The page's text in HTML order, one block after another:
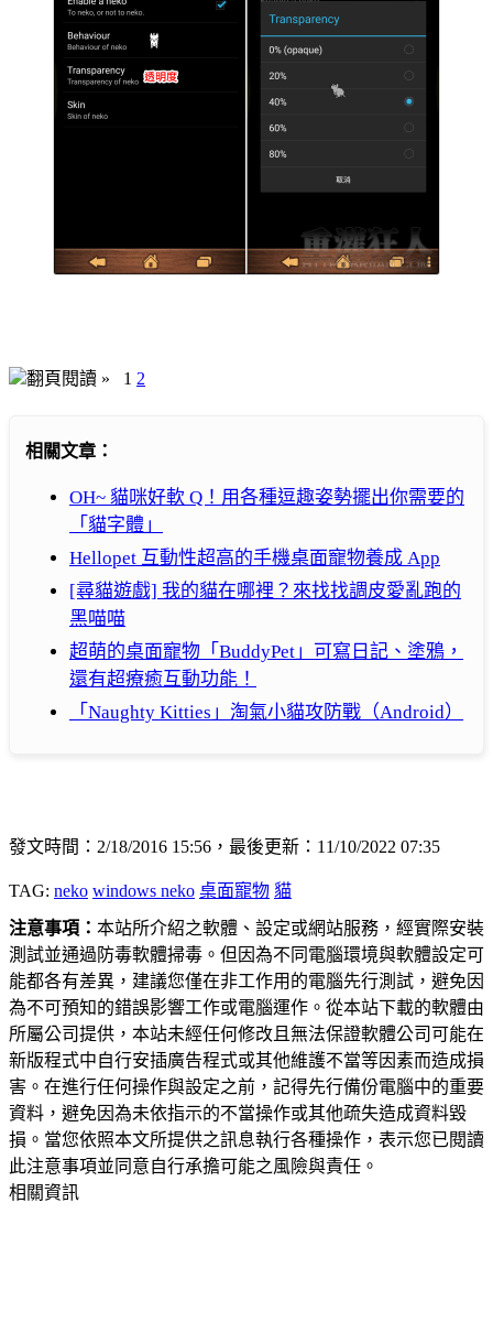
翻頁閱讀 » 1 2
相關文章：
OH~ 貓咪好軟 Q！用各種逗趣姿勢擺出你需要的
「貓字體」
Hellopet 互動性超高的手機桌面寵物養成 App
[尋貓遊戲] 我的貓在哪裡？來找找調皮愛亂跑的
黑喵喵
超萌的桌面寵物「BuddyPet」可寫日記、塗鴉，
還有超療癒互動功能！
「Naughty Kitties」淘氣小貓攻防戰（Android）
發文時間：2/18/2016 15:56，最後更新：11/10/2022 07:35
TAG: neko windows neko 桌面寵物 貓
注意事項： 本站所介紹之軟體、設定或網站服務，經實際安裝
測試並通過防毒軟體掃毒。但因為不同電腦環境與軟體設定可
能都各有差異，建議您僅在非工作用的電腦先行測試，避免因
為不可預知的錯誤影響工作或電腦運作。從本站下載的軟體由
所屬公司提供，本站未經任何修改且無法保證軟體公司可能在
新版程式中自行安插廣告程式或其他維護不當等因素而造成損
害。在進行任何操作與設定之前，記得先行備份電腦中的重要
資料，避免因為未依指示的不當操作或其他疏失造成資料毀
損。當您依照本文所提供之訊息執行各種操作，表示您已閱讀
此注意事項並同意自行承擔可能之風險與責任。
相關資訊